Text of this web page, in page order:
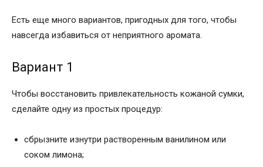
Есть еще много вариантов, пригодных для того, чтобы
навсегда избавиться от неприятного аромата.
Вариант 1
Чтобы восстановить привлекательность кожаной сумки,
сделайте одну из простых процедур:
сбрызните изнутри растворенным ванилином или
соком лимона;